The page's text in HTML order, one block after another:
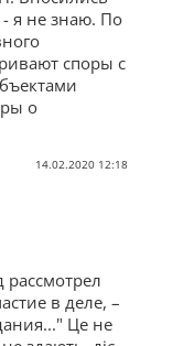
я не знаю. По
споры с
о
14.02.2020 12:18
рассмотрел
в деле, –
Це не